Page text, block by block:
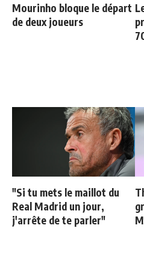
Mourinho bloque le départ
de deux joueurs
"Si tu mets le maillot du
Real Madrid un jour,
j'arrête de te parler"